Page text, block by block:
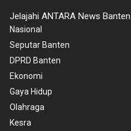
Jelajahi ANTARA News Banten
Nasional
Seputar Banten
DPRD Banten
Ekonomi
Gaya Hidup
Olahraga
Kesra